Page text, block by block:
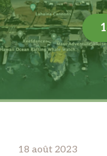
18 août 2023